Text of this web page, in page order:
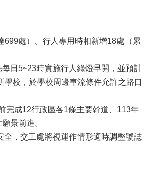
處）、行人專用時相新增18處（累
日5~23時實施行人綠燈早開，並預計
校，於學校周邊車流條件允許之路口
成12行政區各1條主要幹道、113年
景前進。
，交工處將視運作情形適時調整號誌